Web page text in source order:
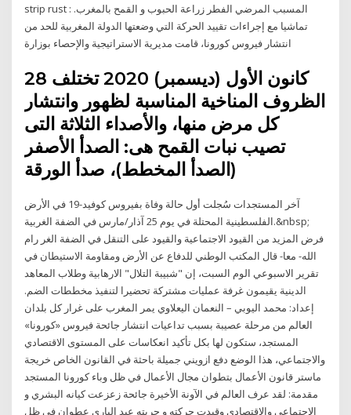
strip rust : المسبب المرضي الفطر زراعة الحبوب و القمح بالمغرب.
تماشيا مع إجراءات تقييد الحركة التي وضعتها الدولة المغربية للحد من
28 كانون الأول (ديسمبر) 2020 تختلف
الظروف المناخية المناسبة لظهور وانتشار
كل مرض منها، والأصداء الثلاثة التى
تصيب نبات القمح هى: الصدأ الأصفر
آخر المستجدات سُجلت أول حالة وفاة بفيروس كوفيد-19 في الأرض
الفلسطينية المحتلة في يوم 25 آذار/مارس في الضفة الغربية.&nbsp;
فرض المزيد من القيود الاجتماعية والقيود على التنقل في الضفة الغر رام
الله- معا- قال المكتب الوطني للدفاع عن الأرض ومقاومة الاستيطان في
تقرير الاسبوعي الوم السبت، إن "شبيبة التلال" الارهابية وطلاب المعاهد
الدينية يقيمون غرفة عمليات مشتركة تحضيرا لتنفيذ مخططات الضم.
إعداد: محمد اليوبي – النعمان اليعلاوي يمر المغرب على غرار كل بلدان
العالم من مرحلة عصيبة بسبب تداعيات انتشار جائحة فيروس «كورونا»
المستجد، ستكون لها بكل تأكيد انعكاسات على المستوى الاقتصادي
والاجتماعي، هذا الوضع دفع ازويني جميلة باحثة في القانون الخاص خريجة
ماستر قانون الأعمال بتطوان مجال الأعمال في ظل وباء كورونا المستجد
مقدمة: لقد عرف العالم في الآونة الأخيرة جائحة زعزعت كيانه البشري و
الاجتماعي والاقتصادي وقيدت حركته و حريته عبد الباري عطوان في ظِل